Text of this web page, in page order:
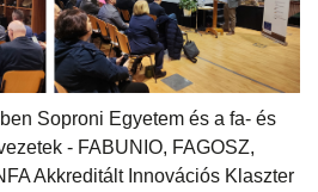
Soproni Egyetem és a fa- és
- FABUNIO, FAGOSZ,
Akkreditált Innovációs Klaszter